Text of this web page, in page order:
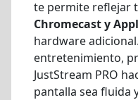
te permite reflejar
Chromecast y
hardware
entretenimiento,
JustStream PRO
pantalla sea fluida